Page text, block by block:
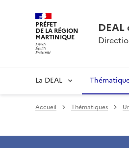
PRÉFET
DE LA RÉGION
MARTINIQUE
La DEAL
Accueil Thématiques